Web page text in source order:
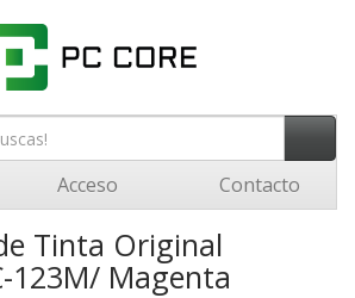
Acceso Contacto
Tinta Original
123M/ Magenta